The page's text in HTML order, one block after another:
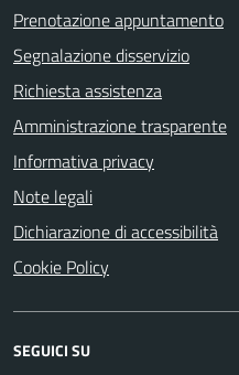
Prenotazione appuntamento
Segnalazione disservizio
Richiesta assistenza
Amministrazione trasparente
Informativa privacy
Note legali
Dichiarazione di accessibilità
Cookie Policy
SEGUICI SU